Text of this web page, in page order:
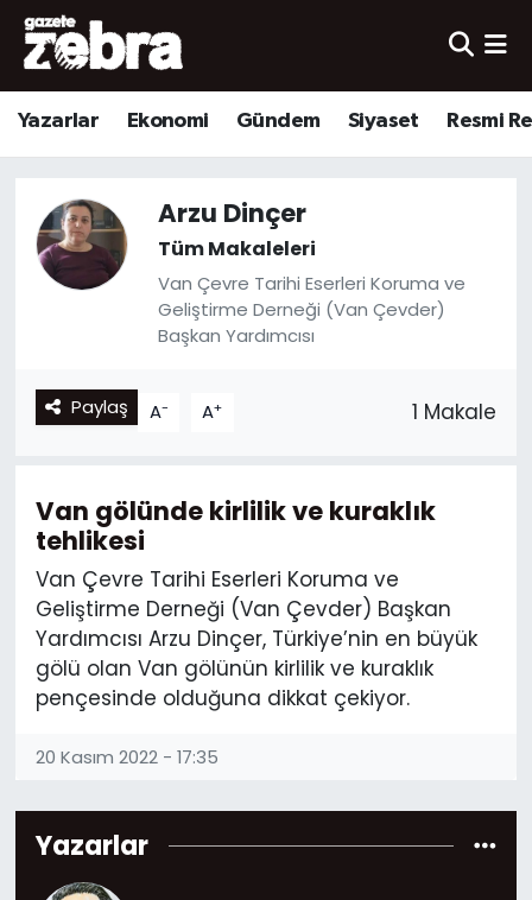
Yazarlar Ekonomi Gündem Siyaset Resmi
Arzu Dinçer
Tüm Makaleleri
Van Çevre Tarihi Eserleri Koruma ve
Geliştirme Derneği (Van Çevder)
Başkan Yardımcısı
Paylaş A- A+ 1 Makale
Van gölünde kirlilik ve kuraklık
tehlikesi
Van Çevre Tarihi Eserleri Koruma ve
Geliştirme Derneği (Van Çevder) Başkan
Yardımcısı Arzu Dinçer, Türkiye’nin en büyük
gölü olan Van gölünün kirlilik ve kuraklık
pençesinde olduğuna dikkat çekiyor.
20 Kasım 2022 - 17:35
Yazarlar
Yazarlar
Ekonomi
Kültür-Sanat
Yerel
Nöbetçi Eczaneler
Hava Durumu
Trafik Durumu
Süper Lig Puan Durumu ve Fikstür
Tüm Manşetler
Son Dakika Haberleri